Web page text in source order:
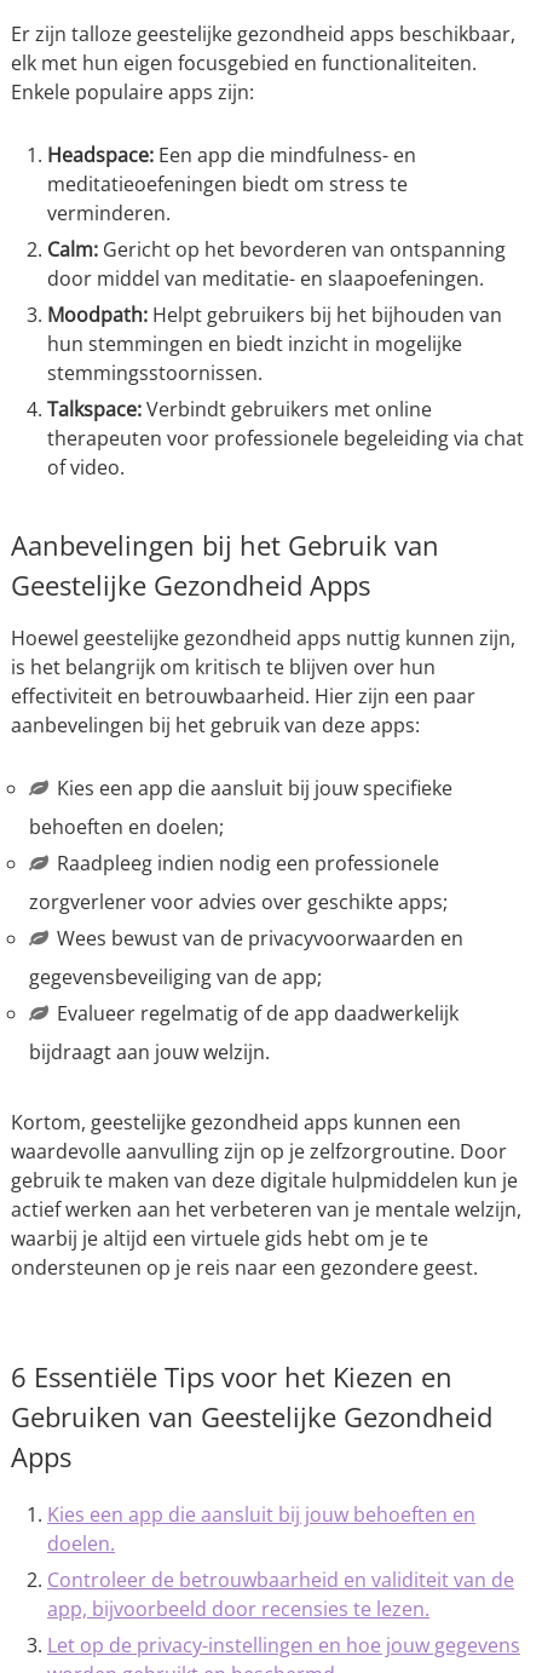
Er zijn talloze geestelijke gezondheid apps beschikbaar,
elk met hun eigen focusgebied en functionaliteiten.
Enkele populaire apps zijn:
Headspace:Een app die mindfulness- en
meditatieoefeningen biedt om stress te
verminderen.
Calm:Gericht op het bevorderen van ontspanning
door middel van meditatie- en slaapoefeningen.
Moodpath:Helpt gebruikers bij het bijhouden van
hun stemmingen en biedt inzicht in mogelijke
stemmingsstoornissen.
Talkspace:Verbindt gebruikers met online
therapeuten voor professionele begeleiding via chat
of video.
Aanbevelingen bij het Gebruik van
Geestelijke Gezondheid Apps
Hoewel geestelijke gezondheid apps nuttig kunnen zijn,
is het belangrijk om kritisch te blijven over hun
effectiviteit en betrouwbaarheid. Hier zijn een paar
aanbevelingen bij het gebruik van deze apps:
Kies een app die aansluit bij jouw specifieke
behoeften en doelen;
Raadpleeg indien nodig een professionele
zorgverlener voor advies over geschikte apps;
Wees bewust van de privacyvoorwaarden en
gegevensbeveiliging van de app;
Evalueer regelmatig of de app daadwerkelijk
bijdraagt aan jouw welzijn.
Kortom, geestelijke gezondheid apps kunnen een
waardevolle aanvulling zijn op je zelfzorgroutine. Door
gebruik te maken van deze digitale hulpmiddelen kun je
actief werken aan het verbeteren van je mentale welzijn,
waarbij je altijd een virtuele gids hebt om je te
ondersteunen op je reis naar een gezondere geest.
6 Essentiële Tips voor het Kiezen en
Gebruiken van Geestelijke Gezondheid
Apps
Kies een app die aansluit bij jouw behoeften en
doelen.
Controleer de betrouwbaarheid en validiteit van de
app, bijvoorbeeld door recensies te lezen.
Let op de privacy-instellingen en hoe jouw gegevens